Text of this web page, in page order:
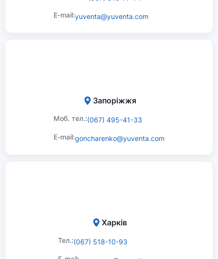
E-mail:yuventa@yuventa.com
Запоріжжя
Моб. тел.:(067) 495-41-33
E-mail:goncharenko@yuventa.com
Харків
Тел.:(067) 518-10-93